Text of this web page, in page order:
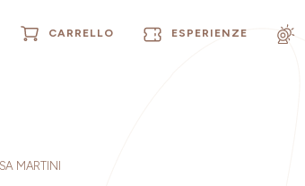
CARRELLO ESPERIENZE
MARTINI